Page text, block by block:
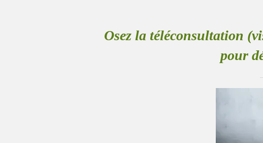
Osez la téléconsultation
pour